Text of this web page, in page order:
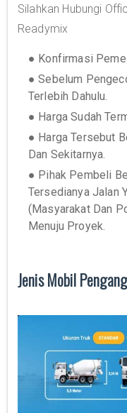
Silahkan Hubungi
Readymix
● Konfirmasi
● Sebelum
Terlebih Dahulu.
● Harga Sudah
● Harga Tersebut
Dan Sekitarnya.
● Pihak Pembeli
Tersedianya Jalan
(Masyarakat Dan
Menuju Proyek.
Jenis Mobil